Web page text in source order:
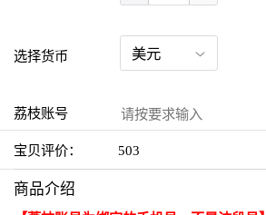
选择货币
荔枝账号
宝贝评价： 503
商品介绍